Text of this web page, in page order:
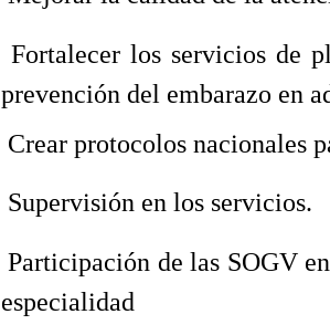
 Fortalecer los servicios
prevención del embarazo en
 Crear protocolos nacionales
 Supervisión en los servicios.
 Participación de las SOGV
especialidad